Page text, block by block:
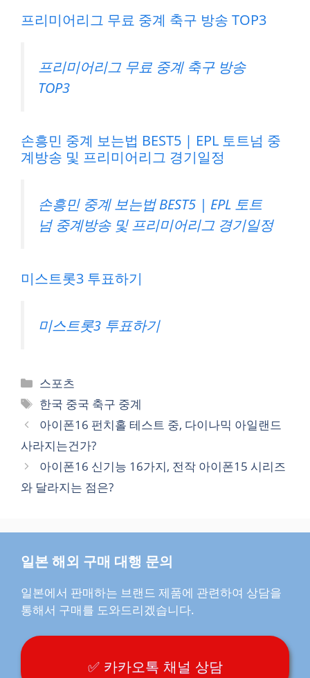
프리미어리그 무료 중계 축구 방송 TOP3
프리미어리그 무료 중계 축구 방송
TOP3
손흥민 중계 보는법 BEST5 | EPL 토트넘 중
계방송 및 프리미어리그 경기일정
손흥민 중계 보는법 BEST5 | EPL 토트
넘 중계방송 및 프리미어리그 경기일정
미스트롯3 투표하기
미스트롯3 투표하기
카
테
리
스포츠
태
그
한국 중국 축구 중계
아이폰16 펀치홀 테스트 중, 다이나믹 아일랜드
사라지는건가?
아이폰16 신기능 16가지, 전작 아이폰15 시리즈
와 달라지는 점은?
일본 해외 구매 대행 문의
일본에서 판매하는 브랜드 제품에 관련하여 상담을
통해서 구매를 도와드리겠습니다.
✅ 카카오톡 채널 상담